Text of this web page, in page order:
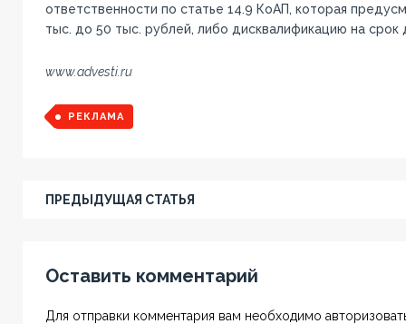
ответственности по статье 14.9 КоАП, которая
тыс. до 50 тыс. рублей, либо дисквалификацию на срок
www.advesti.ru
РЕКЛАМА
ПРЕДЫДУЩАЯ СТАТЬЯ
Оставить комментарий
Для отправки комментария вам необходимо